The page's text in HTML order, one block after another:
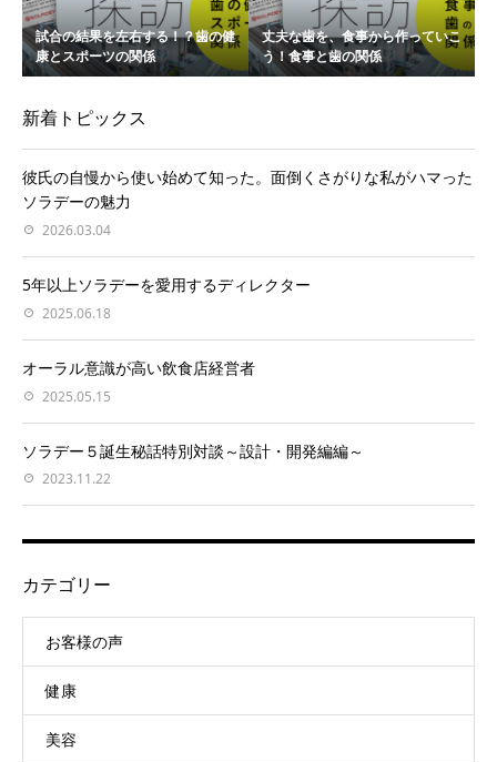
試合の結果を左右する！？歯の健
康とスポーツの関係
丈夫な歯を、食事から作っていこ
う！食事と歯の関係
新着トピックス
彼氏の自慢から使い始めて知った。面倒くさがりな私がハマった
ソラデーの魅力
2026.03.04
5年以上ソラデーを愛用するディレクター
2025.06.18
オーラル意識が高い飲食店経営者
2025.05.15
ソラデー５誕生秘話特別対談～設計・開発編編～
2023.11.22
カテゴリー
お客様の声
健康
美容